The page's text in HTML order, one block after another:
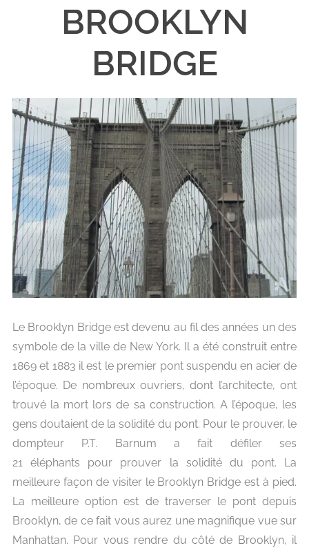
BROOKLYN
BRIDGE
Le Brooklyn Bridge est devenu au fil des années un des
symbole de la ville de New York. Il a été construit entre
1869 et 1883 il est le premier pont suspendu en acier de
l’époque. De nombreux ouvriers, dont l’architecte, ont
trouvé la mort lors de sa construction. A l’époque, les
gens doutaient de la solidité du pont. Pour le prouver, le
dompteur P.T. Barnum a fait défiler ses
21 éléphants pour prouver la solidité du pont. La
meilleure façon de visiter le Brooklyn Bridge est à pied.
La meilleure option est de traverser le pont depuis
Brooklyn, de ce fait vous aurez une magnifique vue sur
Manhattan. Pour vous rendre du côté de Brooklyn, il